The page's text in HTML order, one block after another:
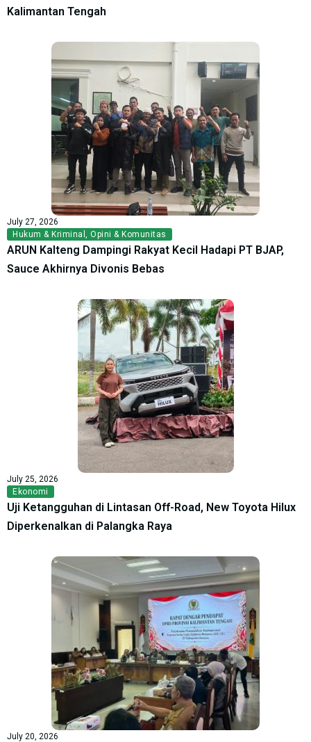
Kalimantan Tengah
July 27, 2026
Hukum & Kriminal , Opini & Komunitas
ARUN Kalteng Dampingi Rakyat Kecil Hadapi PT BJAP,
Sauce Akhirnya Divonis Bebas
July 25, 2026
Ekonomi
Uji Ketangguhan di Lintasan Off-Road, New Toyota Hilux
Diperkenalkan di Palangka Raya
July 20, 2026